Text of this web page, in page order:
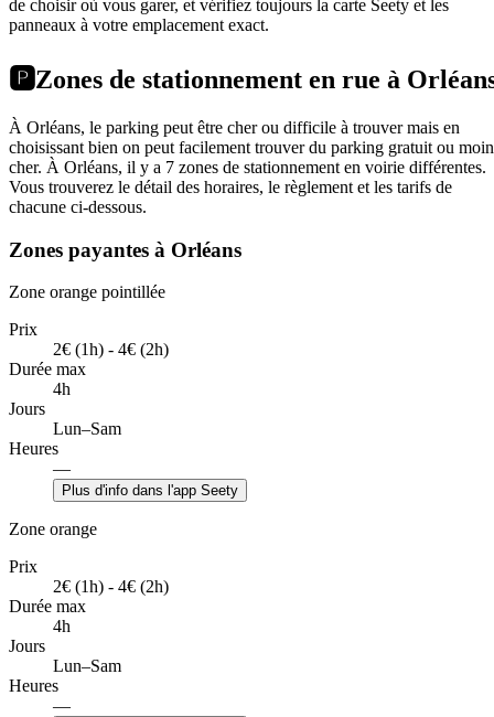
de choisir où vous garer, et vérifiez toujours la carte Seety et les
panneaux à votre emplacement exact.
🅿️Zones de stationnement en rue à
À Orléans, le parking peut être cher ou difficile à trouver mais en
choisissant bien on peut facilement trouver du parking gratuit ou
cher. À Orléans, il y a 7 zones de stationnement en voirie différentes.
Vous trouverez le détail des horaires, le règlement et les tarifs de
chacune ci-dessous.
Zones payantes à Orléans
Zone orange pointillée
Prix
2€ (1h) - 4€ (2h)
Durée max
4h
Jours
Lun–Sam
Heures
—
Plus d'info dans l'app Seety
Zone orange
Prix
2€ (1h) - 4€ (2h)
Durée max
4h
Jours
Lun–Sam
Heures
—